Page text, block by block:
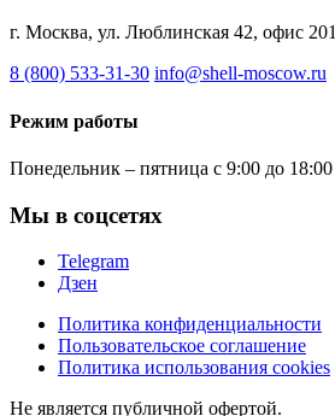
г. Москва, ул. Люблинская 42, офис 201
8 (800) 533-31-30 info@shell-moscow.ru
Режим работы
Понедельник – пятница с 9:00 до 18:00
Мы в соцсетях
Telegram
Дзен
Политика конфиденциальности
Пользовательское соглашение
Политика использования cookies
Не является публичной офертой.